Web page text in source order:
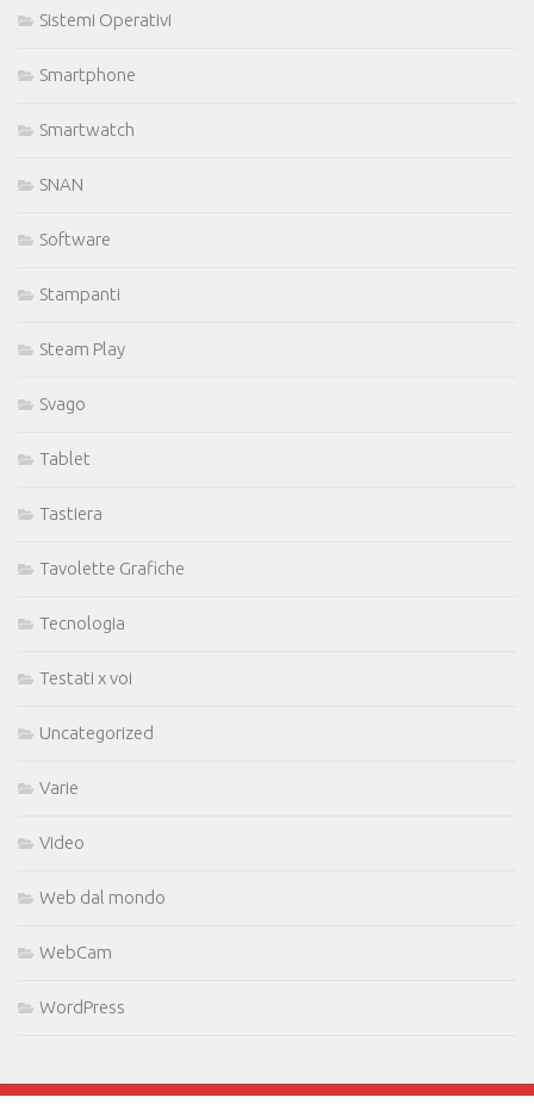
Sistemi Operativi
Smartphone
Smartwatch
SNAN
Software
Stampanti
Steam Play
Svago
Tablet
Tastiera
Tavolette Grafiche
Tecnologia
Testati x voi
Uncategorized
Varie
Video
Web dal mondo
WebCam
WordPress